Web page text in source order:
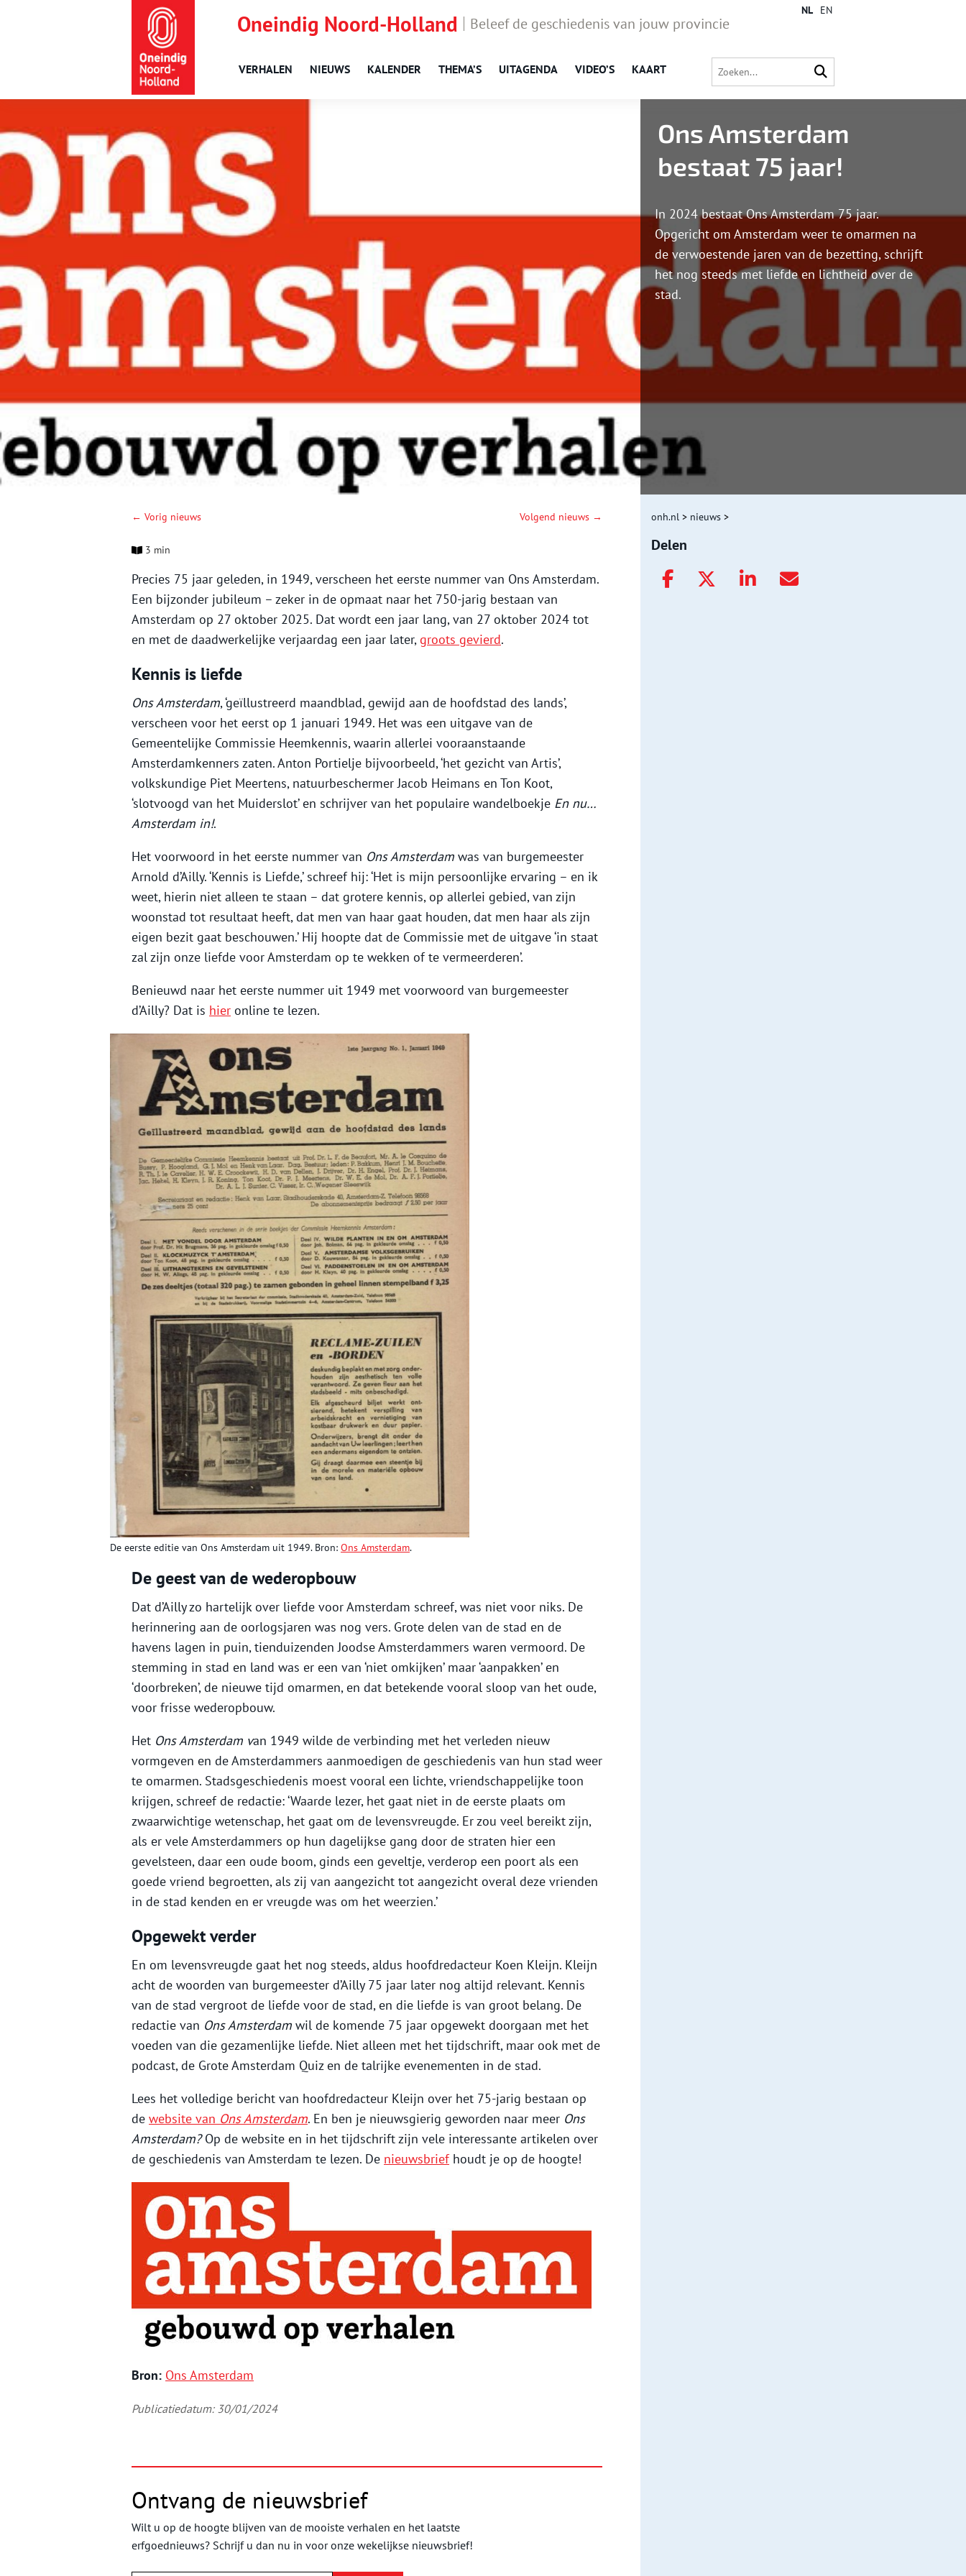
Oneindig Noord-Holland Beleef de geschiedenis van jouw provincie
VERHALEN NIEUWS KALENDER THEMA’S UITAGENDA VIDEO’S KAART
NL EN
Ons Amsterdam
bestaat 75 jaar!
In 2024 bestaat Ons Amsterdam 75 jaar.
Opgericht om Amsterdam weer te omarmen na
de verwoestende jaren van de bezetting, schrijft
het nog steeds met liefde en lichtheid over de
stad.
← Vorig nieuws Volgend nieuws →
3 min
Precies 75 jaar geleden, in 1949, verscheen het eerste nummer van Ons Amsterdam.
Een bijzonder jubileum – zeker in de opmaat naar het 750-jarig bestaan van
Amsterdam op 27 oktober 2025. Dat wordt een jaar lang, van 27 oktober 2024 tot
en met de daadwerkelijke verjaardag een jaar later,groots gevierd.
Kennis is liefde
Ons Amsterdam, ‘geïllustreerd maandblad, gewijd aan de hoofdstad des lands’,
verscheen voor het eerst op 1 januari 1949. Het was een uitgave van de
Gemeentelijke Commissie Heemkennis, waarin allerlei vooraanstaande
Amsterdamkenners zaten. Anton Portielje bijvoorbeeld, ‘het gezicht van Artis’,
volkskundige Piet Meertens, natuurbeschermer Jacob Heimans en Ton Koot,
‘slotvoogd van het Muiderslot’ en schrijver van het populaire wandelboekje En nu…
Amsterdam in!.
Het voorwoord in het eerste nummer van Ons Amsterdam was van burgemeester
Arnold d’Ailly. ‘Kennis is Liefde,’ schreef hij: ‘Het is mijn persoonlijke ervaring – en ik
weet, hierin niet alleen te staan – dat grotere kennis, op allerlei gebied, van zijn
woonstad tot resultaat heeft, dat men van haar gaat houden, dat men haar als zijn
eigen bezit gaat beschouwen.’ Hij hoopte dat de Commissie met de uitgave ‘in staat
zal zijn onze liefde voor Amsterdam op te wekken of te vermeerderen’.
Benieuwd naar het eerste nummer uit 1949 met voorwoord van burgemeester
d’Ailly? Dat is hier online te lezen.
De eerste editie van Ons Amsterdam uit 1949. Bron: Ons Amsterdam.
De geest van de wederopbouw
Dat d’Ailly zo hartelijk over liefde voor Amsterdam schreef, was niet voor niks. De
herinnering aan de oorlogsjaren was nog vers. Grote delen van de stad en de
havens lagen in puin, tienduizenden Joodse Amsterdammers waren vermoord. De
stemming in stad en land was er een van ‘niet omkijken’ maar ‘aanpakken’ en
‘doorbreken’, de nieuwe tijd omarmen, en dat betekende vooral sloop van het oude,
voor frisse wederopbouw.
Het Ons Amsterdam van 1949 wilde de verbinding met het verleden nieuw
vormgeven en de Amsterdammers aanmoedigen de geschiedenis van hun stad weer
te omarmen. Stadsgeschiedenis moest vooral een lichte, vriendschappelijke toon
krijgen, schreef de redactie: ‘Waarde lezer, het gaat niet in de eerste plaats om
zwaarwichtige wetenschap, het gaat om de levensvreugde. Er zou veel bereikt zijn,
als er vele Amsterdammers op hun dagelijkse gang door de straten hier een
gevelsteen, daar een oude boom, ginds een geveltje, verderop een poort als een
goede vriend begroetten, als zij van aangezicht tot aangezicht overal deze vrienden
in de stad kenden en er vreugde was om het weerzien.’
Opgewekt verder
En om levensvreugde gaat het nog steeds, aldus hoofdredacteur Koen Kleijn. Kleijn
acht de woorden van burgemeester d’Ailly 75 jaar later nog altijd relevant. Kennis
van de stad vergroot de liefde voor de stad, en die liefde is van groot belang. De
redactie van Ons Amsterdam wil de komende 75 jaar opgewekt doorgaan met het
voeden van die gezamenlijke liefde. Niet alleen met het tijdschrift, maar ook met de
podcast, de Grote Amsterdam Quiz en de talrijke evenementen in de stad.
Lees het volledige bericht van hoofdredacteur Kleijn over het 75-jarig bestaan op
de website van Ons Amsterdam. En ben je nieuwsgierig geworden naar meer Ons
Amsterdam?Op de website en in het tijdschrift zijn vele interessante artikelen over
de geschiedenis van Amsterdam te lezen. De nieuwsbriefhoudt je op de hoogte!
Bron: Ons Amsterdam
Publicatiedatum: 30/01/2024
Ontvang de nieuwsbrief
Wilt u op de hoogte blijven van de mooiste verhalen en het laatste
erfgoednieuws? Schrijf u dan nu in voor onze wekelijkse nieuwsbrief!
onh.nl > nieuws >
Delen